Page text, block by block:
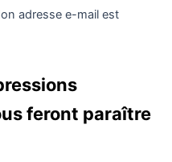
adresse e-mail est
feront paraître